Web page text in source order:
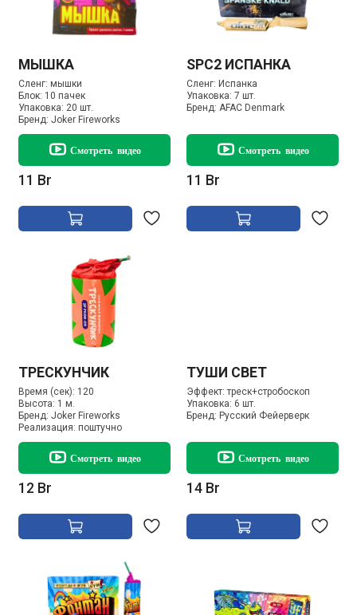
МЫШКА
Сленг: мышки
Блок: 10 пачек
Упаковка: 20 шт.
Бренд: Joker Fireworks
Смотреть видео
11 Br
SPC2 ИСПАНКА
Сленг: Испанка
Упаковка: 7 шт.
Бренд: AFAC Denmark
Смотреть видео
11 Br
ТРЕСКУНЧИК
Время (сек): 120
Высота: 1 м.
Бренд: Joker Fireworks
Реализация: поштучно
Смотреть видео
12 Br
ТУШИ СВЕТ
Эффект:треск+стробоскоп
Упаковка: 6 шт.
Бренд: Русский Фейерверк
Смотреть видео
14 Br